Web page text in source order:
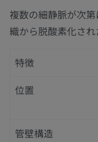
複数の細静脈が次
織から脱酸素化され
特徴
位置
管壁構造